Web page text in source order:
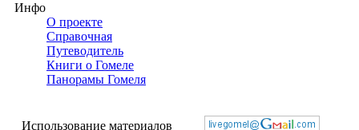
Инфо
О проекте
Справочная
Путеводитель
Книги о Гомеле
Панорамы Гомеля
Использование материалов